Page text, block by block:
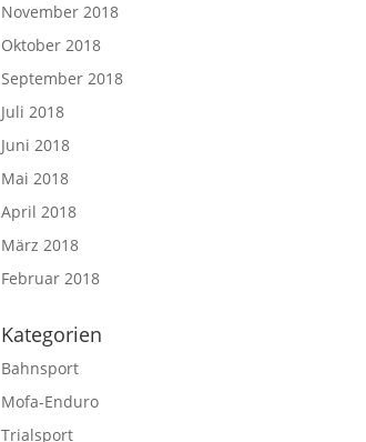
November 2018
Oktober 2018
September 2018
Juli 2018
Juni 2018
Mai 2018
April 2018
März 2018
Februar 2018
Kategorien
Bahnsport
Mofa-Enduro
Trialsport